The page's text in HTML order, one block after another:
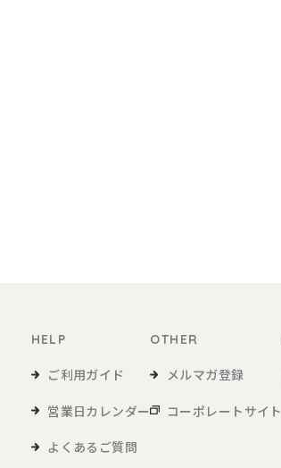
HELP
ご利用ガイド
営業日カレンダー
よくあるご質問
OTHER
メルマガ登録
コーポレートサイト